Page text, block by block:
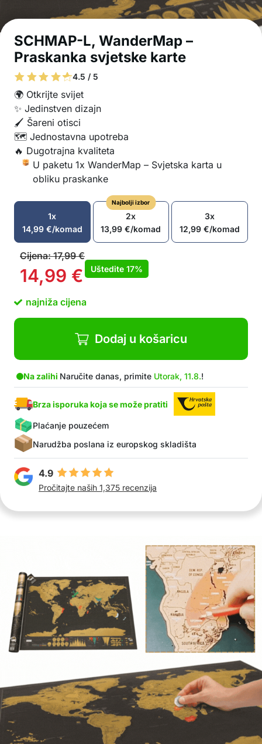
SCHMAP-L, WanderMap –
Praskanka svjetske karte
4.5 / 5
🌍 Otkrijte svijet
✨ Jedinstven dizajn
🖌️ Šareni otisci
🗺️ Jednostavna upotreba
🔥 Dugotrajna kvaliteta
U paketu 1x WanderMap – Svjetska karta u
obliku praskanke
1x
14,99 €/komad
Najbolji izbor
2x
13,99€/komad
3x
12,99€/komad
Cijena:17,99€
14,99 € Uštedite 17%
najniža cijena
Dodaj u košaricu
Na zalihi Naručite danas, primite Utorak, 11.8.!
Brza isporuka koja se može pratiti
Plaćanje pouzećem
Narudžba poslana iz europskog skladišta
4.9
Pročitajte naših 1,375 recenzija